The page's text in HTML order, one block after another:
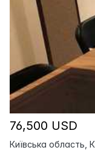
76,500 USD
Київська область,